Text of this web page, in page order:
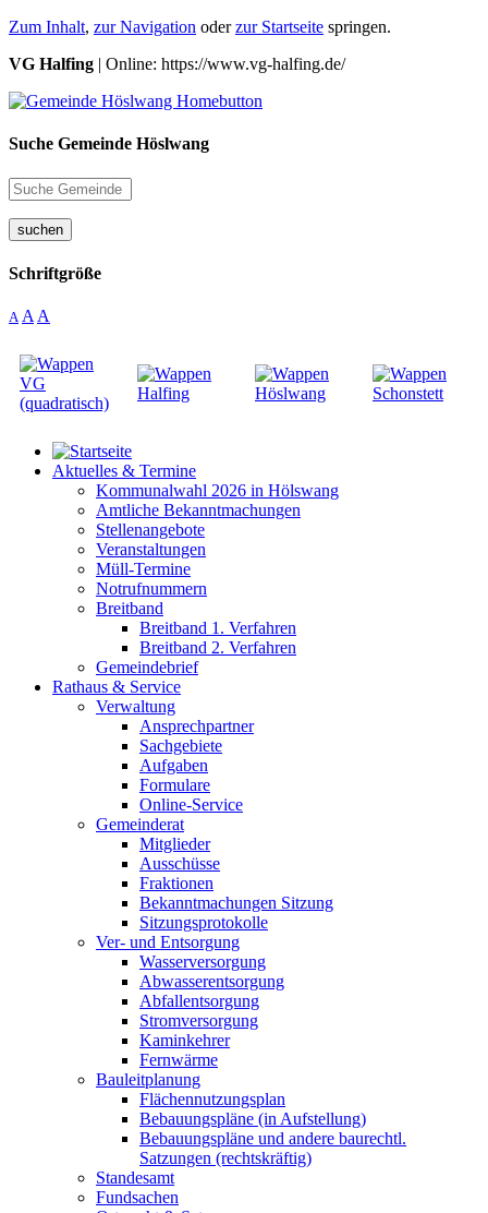
Zum Inhalt, zur Navigation oderzur Startseite springen.
VG Halfing | Online: https://www.vg-halfing.de/
Suche Gemeinde Höslwang
suchen
Schriftgröße
A A A
Aktuelles & Termine
Kommunalwahl 2026 in Hölswang
Amtliche Bekanntmachungen
Stellenangebote
Veranstaltungen
Müll-Termine
Notrufnummern
Breitband
Breitband 1. Verfahren
Breitband 2. Verfahren
Gemeindebrief
Rathaus & Service
Verwaltung
Ansprechpartner
Sachgebiete
Aufgaben
Formulare
Online-Service
Gemeinderat
Mitglieder
Ausschüsse
Fraktionen
Bekanntmachungen Sitzung
Sitzungsprotokolle
Ver- und Entsorgung
Wasserversorgung
Abwasserentsorgung
Abfallentsorgung
Stromversorgung
Kaminkehrer
Fernwärme
Bauleitplanung
Flächennutzungsplan
Bebauungspläne (in Aufstellung)
Bebauungspläne und andere baurechtl.
Satzungen (rechtskräftig)
Standesamt
Fundsachen